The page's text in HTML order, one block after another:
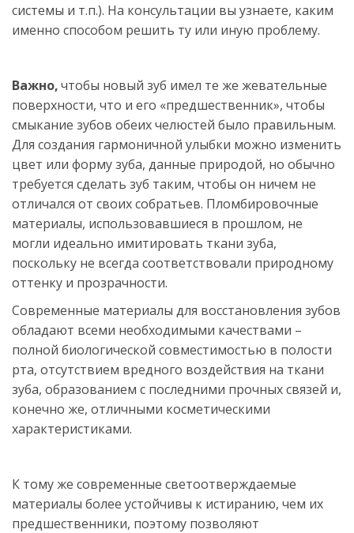
системы и т.п.). На консультации вы узнаете, каким
именно способом решить ту или иную проблему.
Важно, чтобы новый зуб имел те же жевательные
поверхности, что и его «предшественник», чтобы
смыкание зубов обеих челюстей было правильным.
Для создания гармоничной улыбки можно изменить
цвет или форму зуба, данные природой, но обычно
требуется сделать зуб таким, чтобы он ничем не
отличался от своих собратьев. Пломбировочные
материалы, использовавшиеся в прошлом, не
могли идеально имитировать ткани зуба,
поскольку не всегда соответствовали природному
оттенку и прозрачности.
Современные материалы для восстановления зубов
обладают всеми необходимыми качествами –
полной биологической совместимостью в полости
рта, отсутствием вредного воздействия на ткани
зуба, образованием с последними прочных связей и,
конечно же, отличными косметическими
характеристиками.
К тому же современные светоотверждаемые
материалы более устойчивы к истиранию, чем их
предшественники, поэтому позволяют